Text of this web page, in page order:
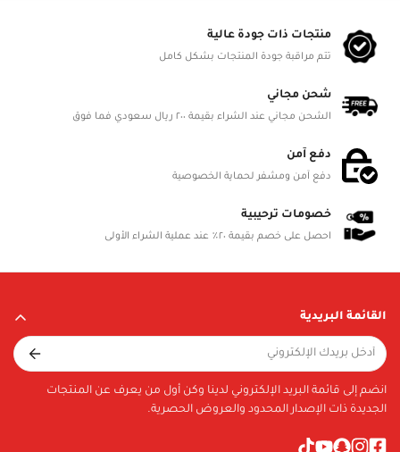
منتجات ذات جودة عالية
تتم مراقبة جودة المنتجات بشكل كامل
شحن مجاني
الشحن مجاني عند الشراء بقيمة ٢٠٠ ريال سعودي فما فوق
دفع آمن
دفع آمن ومشفر لحماية الخصوصية
خصومات ترحيبية
احصل على خصم بقيمة ٢٠٪ عند عملية الشراء الأولى
القائمة البريدية
انضم إلى قائمة البريد الإلكتروني لدينا وكن أول من يعرف عن المنتجات
الجديدة ذات الإصدار المحدود والعروض الحصرية.